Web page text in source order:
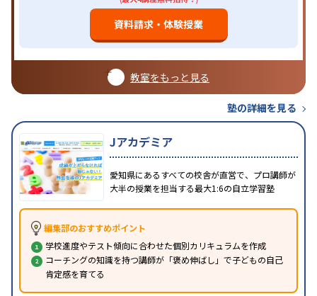
資料請求・体験授業
教室をもっと見る
塾の詳細を見る
Jアカデミア
愛知県にあるすべての校舎が直営で、プロ講師が
大半の授業を担当する最大1:6の自立学習塾
編集部のおすすめポイント
学校進度やテスト傾向に合わせた個別カリキュラムを作成
コーチングの知識を持つ講師が「褒め伸ばし」で子どもの自己
肯定感を育てる